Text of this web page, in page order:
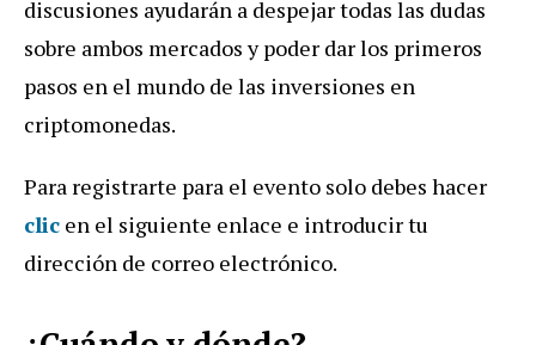
discusiones ayudarán a despejar todas las dudas
sobre ambos mercados y poder dar los primeros
pasos en el mundo de las inversiones en
criptomonedas.
Para registrarte para el evento solo debes hacer
clic en el siguiente enlace e introducir tu
dirección de correo electrónico.